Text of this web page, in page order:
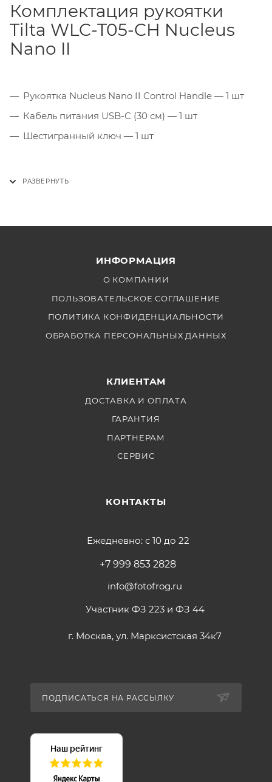
Комплектация рукоятки
Tilta WLC-T05-CH Nucleus
Nano II
Рукоятка Nucleus Nano II Control Handle — 1 шт
Кабель питания USB-C (30 см) — 1 шт
Шестигранный ключ — 1 шт
ИНФОРМАЦИЯ
О КОМПАНИИ
ПОЛЬЗОВАТЕЛЬСКОЕ СОГЛАШЕНИЕ
ПОЛИТИКА КОНФИДЕНЦИАЛЬНОСТИ
ОБРАБОТКА ПЕРСОНАЛЬНЫХ ДАННЫХ
КЛИЕНТАМ
ДОСТАВКА И ОПЛАТА
ГАРАНТИЯ
ПАРТНЕРАМ
СЕРВИС
КОНТАКТЫ
Ежедневно: с 10 до 22
+7 999 853 2828
info@fotofrog.ru
Участник ФЗ 223 и ФЗ 44
г. Москва, ул. Марксистская 34к7
ПОДПИСАТЬСЯ НА РАССЫЛКУ